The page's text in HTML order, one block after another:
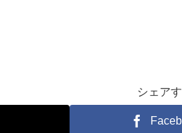
シェア